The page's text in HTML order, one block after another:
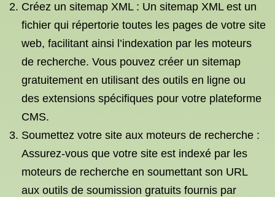
Créez un sitemap XML : Un sitemap XML est un
fichier qui répertorie toutes les pages de votre site
web, facilitant ainsi l’indexation par les moteurs
de recherche. Vous pouvez créer un sitemap
gratuitement en utilisant des outils en ligne ou
des extensions spécifiques pour votre plateforme
CMS.
Soumettez votre site aux moteurs de recherche :
Assurez-vous que votre site est indexé par les
moteurs de recherche en soumettant son URL
aux outils de soumission gratuits fournis par